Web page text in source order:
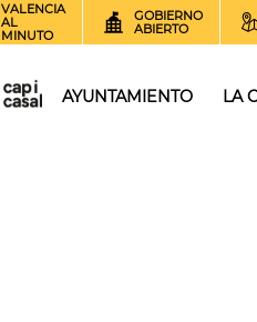
VALENCIA
AL
MINUTO
GOBIERNO
ABIERTO
AYUNTAMIENTO LA